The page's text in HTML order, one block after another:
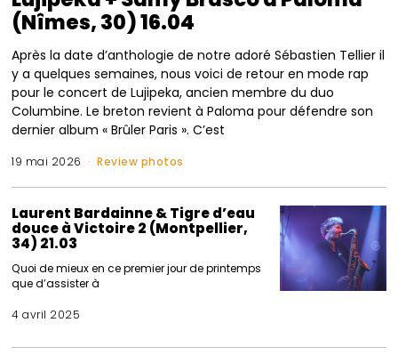
(Nîmes, 30) 16.04
Après la date d’anthologie de notre adoré Sébastien Tellier il
y a quelques semaines, nous voici de retour en mode rap
pour le concert de Lujipeka, ancien membre du duo
Columbine. Le breton revient à Paloma pour défendre son
dernier album « Brûler Paris ». C’est
19 mai 2026 Review photos
Laurent Bardainne & Tigre d’eau
douce à Victoire 2 (Montpellier,
34) 21.03
Quoi de mieux en ce premier jour de printemps
que d’assister à
4 avril 2025